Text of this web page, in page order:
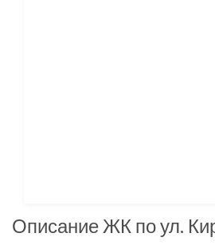
Описание ЖК по ул.